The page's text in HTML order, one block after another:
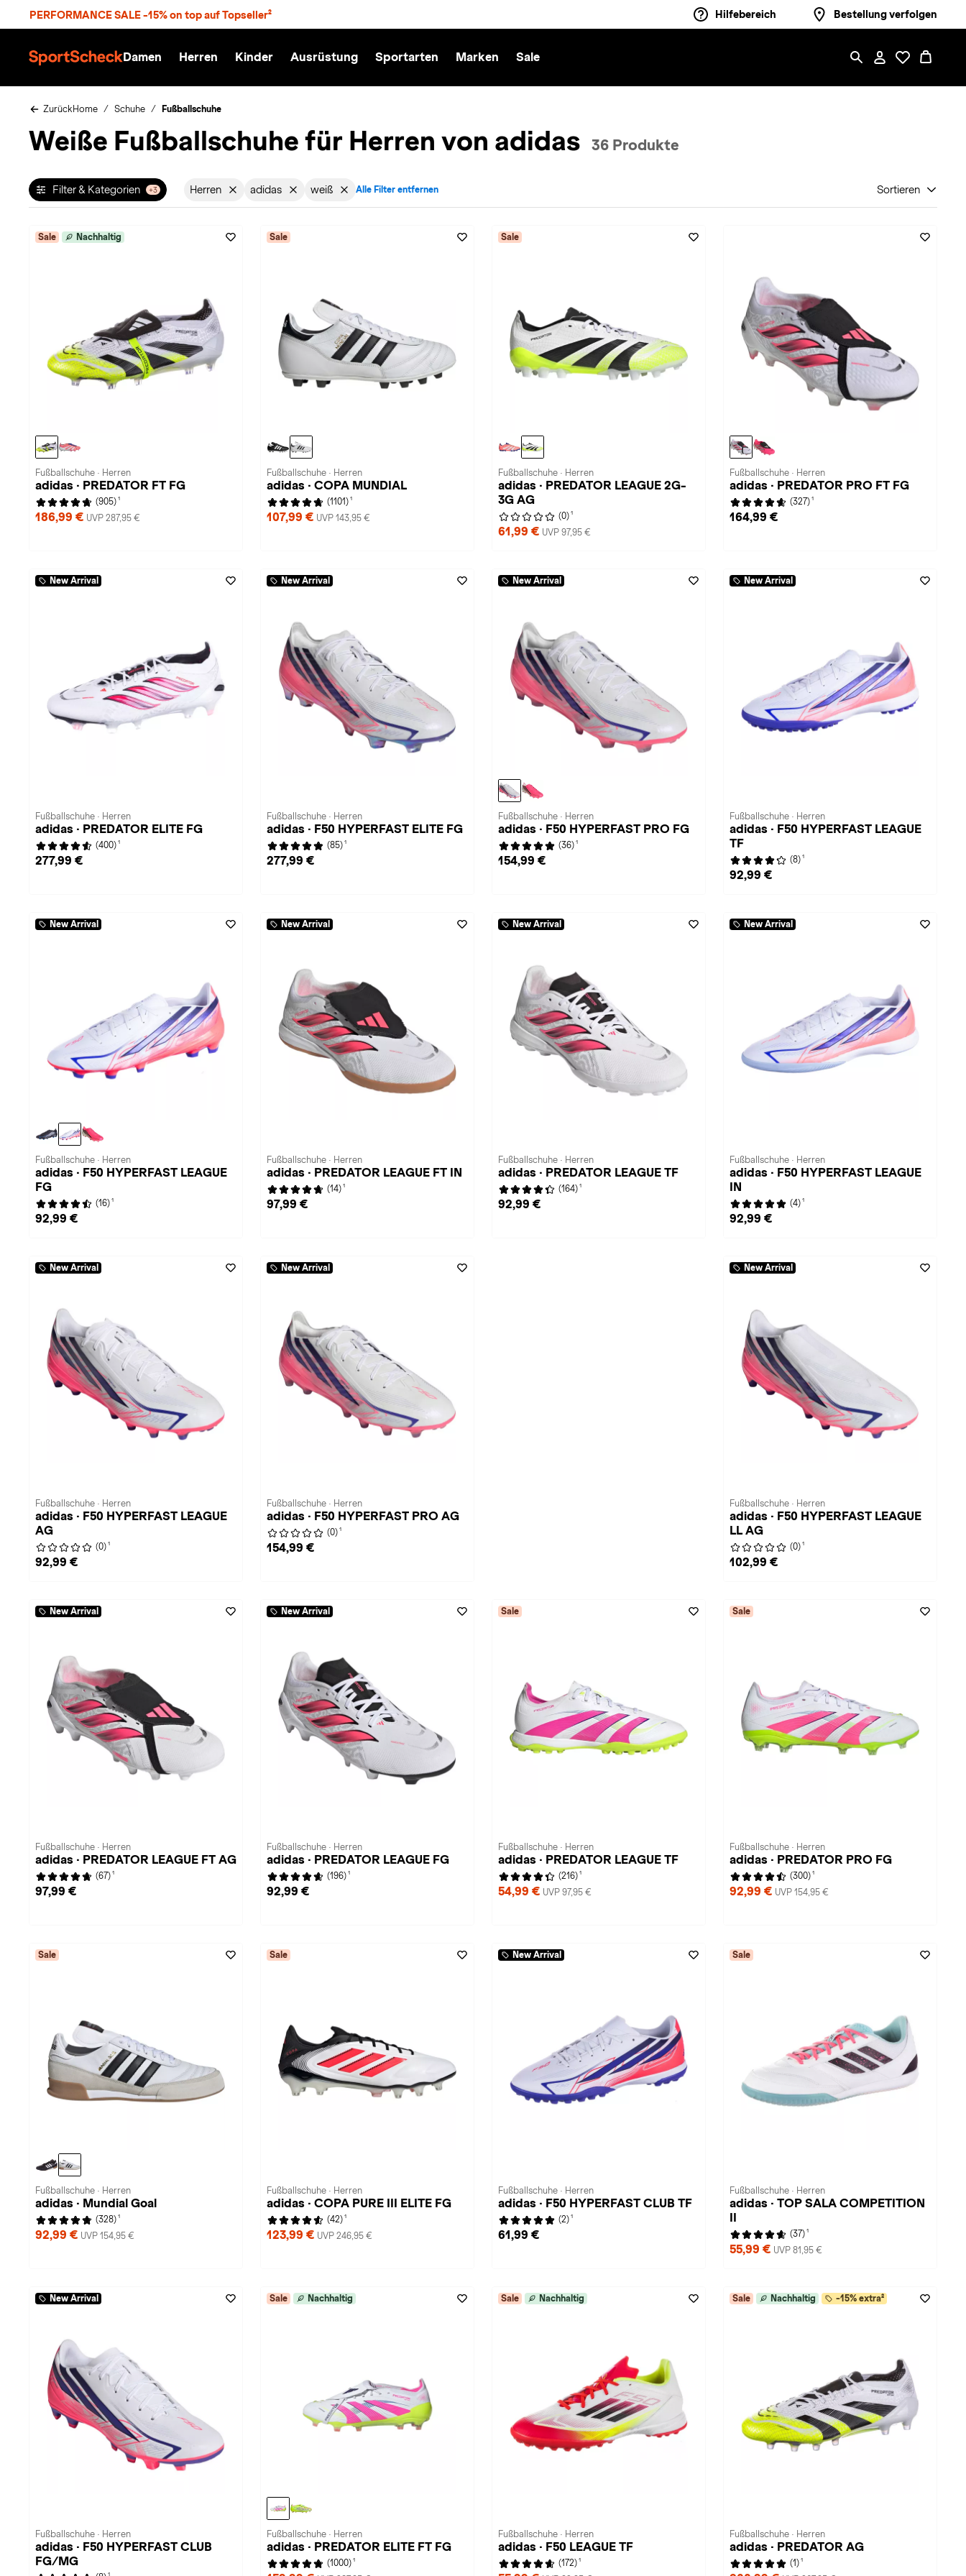
PERFORMANCE SALE -15% on top auf Topseller² Hilfebereich Bestellung verfolgen
S
c
k
Damen Herren Kinder Ausrüstung Sportarten Marken Sale
ZurückHome Schuhe Fußballschuhe
Weiße Fußballschuhe für Herren von adidas 36 Produkte
Filter & Kategorien +3 HerrenFilter aktiv für Geschlecht: Herren entfernen
adidasFilter aktiv für Marke: adidas entfernen
weißFilter aktiv für Farbe: in-weiß entfernen
Alle Filter entfernen Sortieren
Sale Nachhaltig
Fußballschuhe · Herren
adidas · PREDATOR FT FG
(905) 1
186,99 € UVP 287,95 €
Sale
Fußballschuhe · Herren
adidas · COPA MUNDIAL
(1101) 1
107,99 € UVP 143,95 €
Sale
Fußballschuhe · Herren
adidas · PREDATOR LEAGUE 2G-
3G AG
(0) 1
61,99 € UVP 97,95 €
Fußballschuhe · Herren
adidas · PREDATOR PRO FT FG
(327) 1
164,99 €
New Arrival
Fußballschuhe · Herren
adidas · PREDATOR ELITE FG
(400) 1
277,99 €
New Arrival
Fußballschuhe · Herren
adidas · F50 HYPERFAST ELITE FG
(85) 1
277,99 €
New Arrival
Fußballschuhe · Herren
adidas · F50 HYPERFAST PRO FG
(36) 1
154,99 €
New Arrival
Fußballschuhe · Herren
adidas · F50 HYPERFAST LEAGUE
TF
(8) 1
92,99 €
New Arrival
Fußballschuhe · Herren
adidas · F50 HYPERFAST LEAGUE
FG
(16) 1
92,99 €
New Arrival
Fußballschuhe · Herren
adidas · PREDATOR LEAGUE FT IN
(14) 1
97,99 €
New Arrival
Fußballschuhe · Herren
adidas · PREDATOR LEAGUE TF
(164) 1
92,99 €
New Arrival
Fußballschuhe · Herren
adidas · F50 HYPERFAST LEAGUE
IN
(4) 1
92,99 €
New Arrival
Fußballschuhe · Herren
adidas · F50 HYPERFAST LEAGUE
AG
(0) 1
92,99 €
New Arrival
Fußballschuhe · Herren
adidas · F50 HYPERFAST PRO AG
(0) 1
154,99 €
New Arrival
Fußballschuhe · Herren
adidas · F50 HYPERFAST LEAGUE
LL AG
(0) 1
102,99 €
New Arrival
Fußballschuhe · Herren
adidas · PREDATOR LEAGUE FT AG
(67) 1
97,99 €
New Arrival
Fußballschuhe · Herren
adidas · PREDATOR LEAGUE FG
(196) 1
92,99 €
Sale
Fußballschuhe · Herren
adidas · PREDATOR LEAGUE TF
(216) 1
54,99 € UVP 97,95 €
Sale
Fußballschuhe · Herren
adidas · PREDATOR PRO FG
(300) 1
92,99 € UVP 154,95 €
Sale
Fußballschuhe · Herren
adidas · Mundial Goal
(328) 1
92,99 € UVP 154,95 €
Sale
Fußballschuhe · Herren
adidas · COPA PURE III ELITE FG
(42) 1
123,99 € UVP 246,95 €
New Arrival
Fußballschuhe · Herren
adidas · F50 HYPERFAST CLUB TF
(2) 1
61,99 €
Sale
Fußballschuhe · Herren
adidas · TOP SALA COMPETITION
II
(37) 1
55,99 € UVP 81,95 €
New Arrival
Fußballschuhe · Herren
adidas · F50 HYPERFAST CLUB
FG/MG
1
Sale Nachhaltig
Fußballschuhe · Herren
adidas · PREDATOR ELITE FT FG
(1000) 1
Sale Nachhaltig
Fußballschuhe · Herren
adidas · F50 LEAGUE TF
(172) 1
Sale Nachhaltig -15% extra²
Fußballschuhe · Herren
adidas · PREDATOR AG
(1) 1